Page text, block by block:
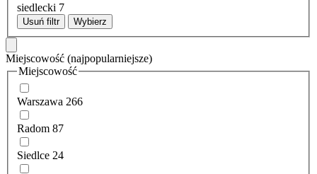
siedlecki 7
Usuń filtr Wybierz
Miejscowość (najpopularniejsze)
Miejscowość
Warszawa 266
Radom 87
Siedlce 24